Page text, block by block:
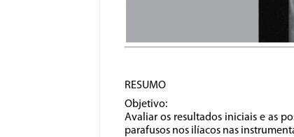
RESUMO
Objetivo:
Avaliar os resultados iniciais e as
parafusos nos ilíacos nas